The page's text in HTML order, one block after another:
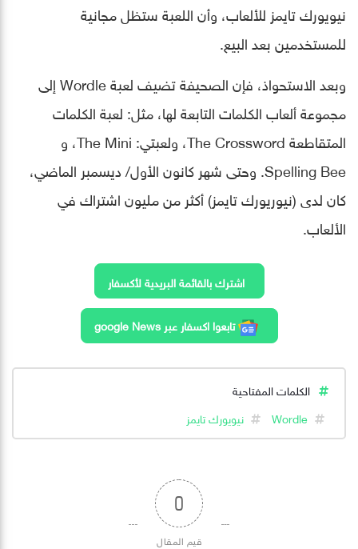
نيويورك تايمز للألعاب، وأن اللعبة ستظل مجانية
للمستخدمين بعد البيع.
وبعد الاستحواذ، فإن الصحيفة تضيف لعبة Wordle إلى
مجموعة ألعاب الكلمات التابعة لها، مثل: لعبة الكلمات
المتقاطعة The Crossword، ولعبتي: The Mini، و
Spelling Bee. وحتى شهر كانون الأول/ ديسمبر الماضي،
كان لدى (نيوريورك تايمز) أكثر من مليون اشتراك في
الألعاب.
اشترك بالقائمة البريدية لأكسفار
تابعوا اكسفار عبر google News
الكلمات المفتاحية
Wordle
نيويورك تايمز
0
قيم المقال